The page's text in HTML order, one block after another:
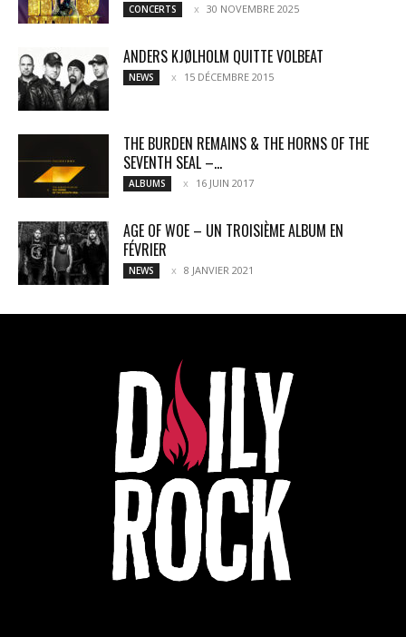
CONCERTS 30 NOVEMBRE 2025
ANDERS KJØLHOLM QUITTE VOLBEAT
NEWS 15 DÉCEMBRE 2015
THE BURDEN REMAINS & THE HORNS OF THE
SEVENTH SEAL –...
ALBUMS 16 JUIN 2017
AGE OF WOE – UN TROISIÈME ALBUM EN
FÉVRIER
NEWS 8 JANVIER 2021